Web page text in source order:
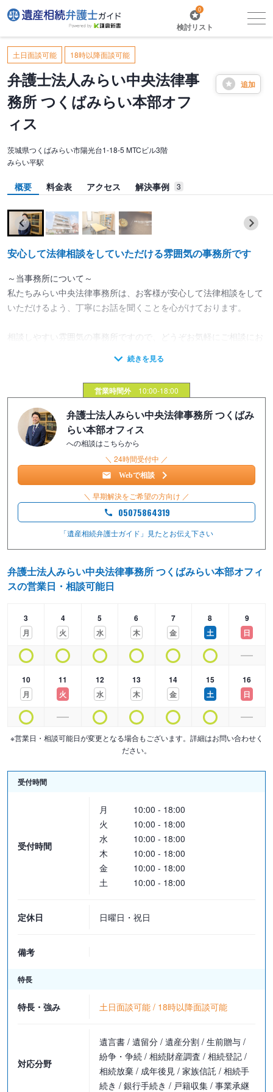
0
検討リスト
土日面談可能 18時以降面談可能
追加
弁護士法人みらい中央法律事
務所 つくばみらい本部オフ
ィス
茨城県つくばみらい市陽光台1-18-5 MTCビル3階
みらい平駅
概要 料金表 アクセス 解決事例 3
安心して法律相談をしていただける雰囲気の事務所です
～当事務所について～
私たちみらい中央法律事務所は、お客様が安心して法律相談をして
いただけるよう、丁寧にお話を聞くことを心がけております。
相談しやすい雰囲気の事務所ですので、どうぞお気軽にご相談にお
～思いがけないトラブルから家族を守るために～
す。
相続争いや親族間トラブルを未然に防ぐためにも、遺言書の作成・
相続問題への備えはいつ始めても早すぎることはありません。
当事務所では、遺産分割協議・遺言書作成など遺産相続のあらゆる
問題について、司法書士や不動産鑑定士などの他士業との連携で手
続きをスムーズに行い、余計な時間や費用がかからないよう配慮し
■ご相談
・定型：110,000円～220,000円
・非定型・基本：300万円以下の場合…220,000円
3000万円以上…0.33％＋418,000円
・非定型・特に複雑又は特殊な事情がある場合：弁護士と依頼者様
※公正証書にする場合は、上記の手数料に5万円程度が加算となりま
す。
3000万円以上…1.1％＋594,000円
により定めます
※遺言執行に裁判手続きを要する場合、弁護士報酬がかかる場合も
応相談となります。
営業時間外 10:00-18:00
弁護士法人みらい中央法律事務所 つくばみ
らい本部オフィス
への相談はこちらから
＼ 24時間受付中 ／
Webで相談
＼ 早期解決をご希望の方向け ／
05075864319
「遺産相続弁護士ガイド」見たとお伝え下さい
弁護士法人みらい中央法律事務所 つくばみらい本部オフィ
スの営業日・相談可能日
3
月
4
火
5
水
6
木
7
金
8
土
9
日
10
月
11
火
12
水
13
木
14
金
15
土
16
日
※営業日・相談可能日が変更となる場合もございます。詳細はお問い合わせく
ださい。
受付時間
受付時間
月
10:00 - 18:00
火
10:00 - 18:00
水
10:00 - 18:00
木
10:00 - 18:00
金
10:00 - 18:00
土
10:00 - 18:00
定休日 日曜日・祝日
備考
特長
特長・強み 土日面談可能 / 18時以降面談可能
対応分野
遺言書 / 遺留分 / 遺産分割 / 生前贈与 /
紛争・争続 / 相続財産調査 / 相続登記 /
相続放棄 / 成年後見 / 家族信託 / 相続手
続き / 銀行手続き / 戸籍収集 / 事業承継